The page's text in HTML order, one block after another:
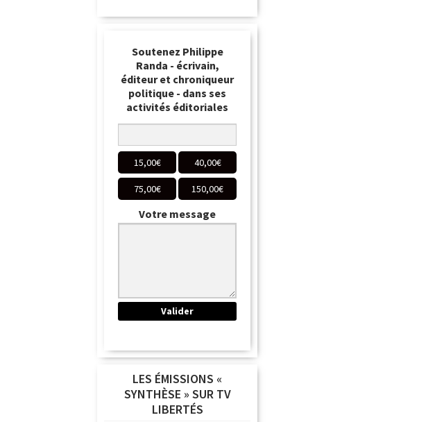
Soutenez Philippe
Randa - écrivain,
éditeur et chroniqueur
politique - dans ses
activités éditoriales
15,00€ 40,00€
75,00€ 150,00€
Votre message
LES ÉMISSIONS «
SYNTHÈSE » SUR TV
LIBERTÉS